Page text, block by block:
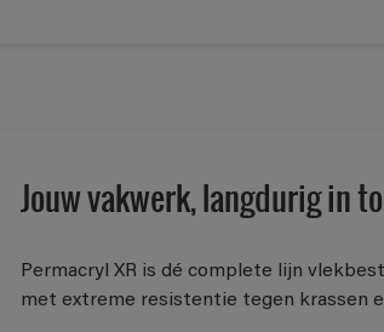
Jouw vakwerk, langdurig in
Permacryl XR is dé complete lijn
met extreme resistentie tegen krassen